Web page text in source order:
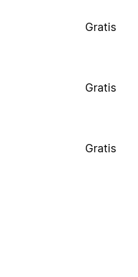
Gratis
Gratis
Gratis